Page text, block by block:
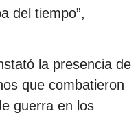
del tiempo”,
la presencia de
que combatieron
guerra en los